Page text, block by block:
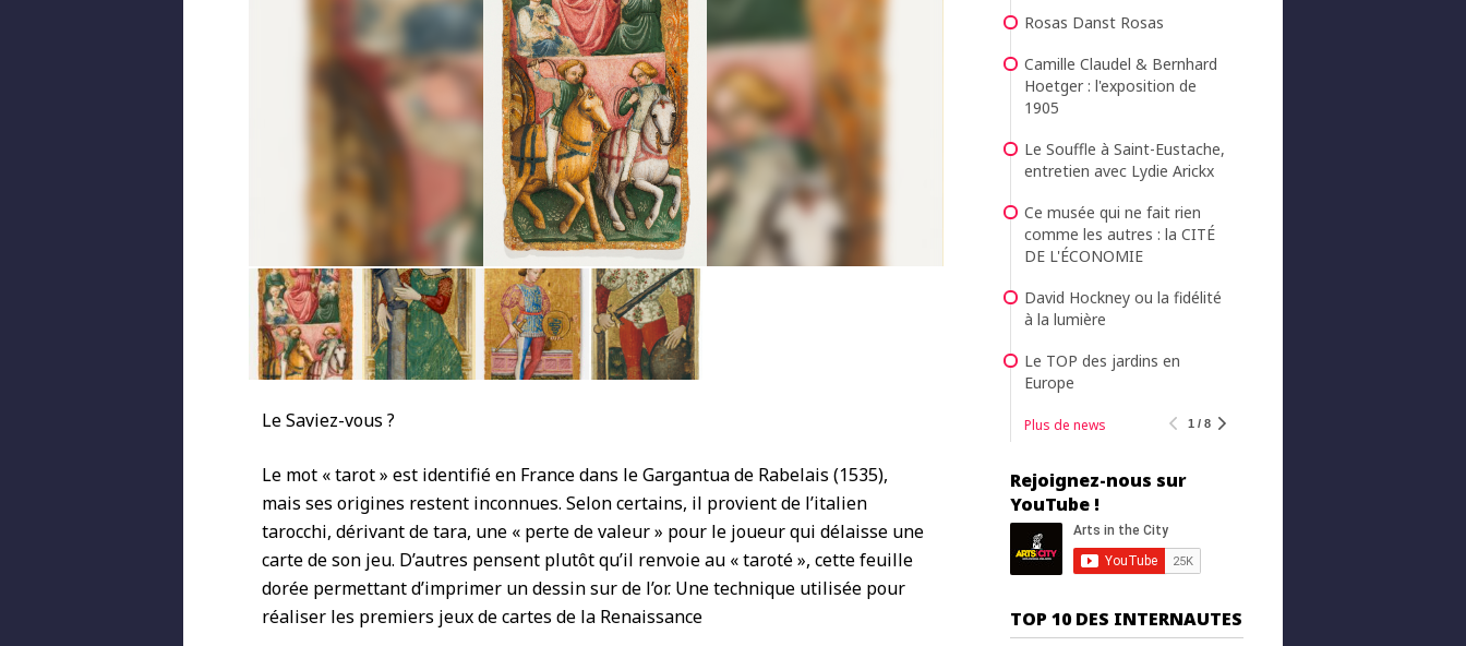
Le Saviez-vous ?
Le mot « tarot » est identifié en France dans le Gargantua de Rabelais (1535),
mais ses origines restent inconnues. Selon certains, il provient de l’italien
tarocchi, dérivant de tara, une « perte de valeur » pour le joueur qui délaisse une
carte de son jeu. D’autres pensent plutôt qu’il renvoie au « taroté », cette feuille
dorée permettant d’imprimer un dessin sur de l’or. Une technique utilisée pour
réaliser les premiers jeux de cartes de la Renaissance
Rosas Danst Rosas
Camille Claudel & Bernhard
Hoetger : l'exposition de
1905
Le Souffle à Saint-Eustache,
entretien avec Lydie Arickx
Ce musée qui ne fait rien
comme les autres : la CITÉ
DE L'ÉCONOMIE
David Hockney ou la fidélité
à la lumière
Le TOP des jardins en
Europe
Plus de news 1 / 8
Rejoignez-nous sur
YouTube !
TOP 10 DES INTERNAUTES